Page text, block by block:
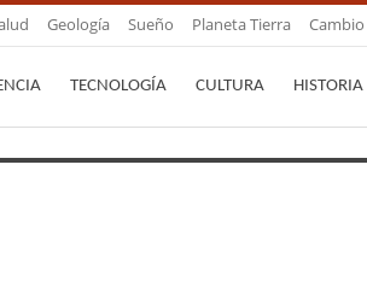
Geología Sueño Planeta Tierra
TECNOLOGÍA CULTURA HISTORIA